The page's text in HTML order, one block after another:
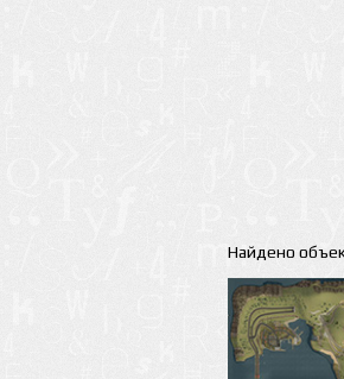
Найдено